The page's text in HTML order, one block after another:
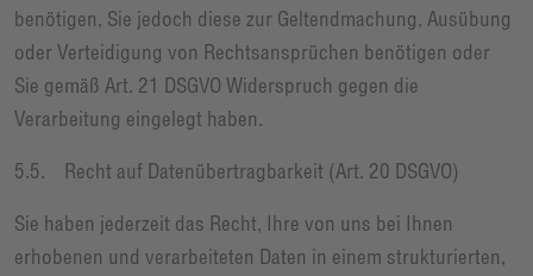
benötigen, Sie jedoch diese zur Geltendmachung, Ausübung
oder Verteidigung von Rechtsansprüchen benötigen oder
Sie gemäß Art. 21 DSGVO Widerspruch gegen die
Verarbeitung eingelegt haben.
5.5. Recht auf Datenübertragbarkeit (Art. 20 DSGVO)
Sie haben jederzeit das Recht, Ihre von uns bei Ihnen
erhobenen und verarbeiteten Daten in einem strukturierten,